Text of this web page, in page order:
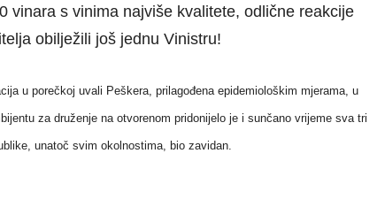
vinara s vinima najviše kvalitete, odlične reakcije
obilježili još jednu Vinistru!
u porečkoj uvali Peškera, prilagođena epidemiološkim mjerama, u
za druženje na otvorenom pridonijelo je i sunčano vrijeme sva tri
unatoč svim okolnostima, bio zavidan.